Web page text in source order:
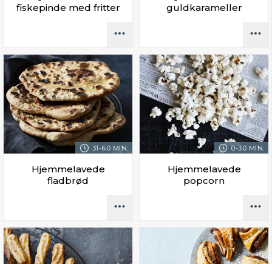
fiskepinde med fritter
guldkarameller
31-60 MIN.
Hjemmelavede
fladbrød
0-30 MIN.
Hjemmelavede
popcorn